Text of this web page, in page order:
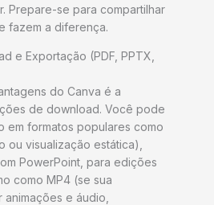
Prepare-se para compartilhar
fazem a diferença.
e Exportação (PDF, PPTX,
do Canva é a
de download. Você pode
em formatos populares como
ou visualização estática),
PowerPoint, para edições
como MP4 (se sua
e áudio,